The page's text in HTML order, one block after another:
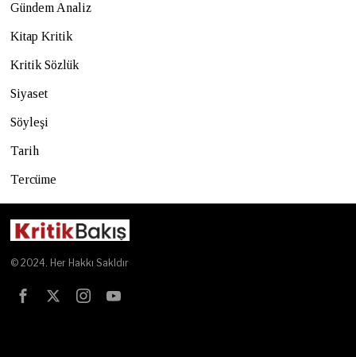
Gündem Analiz
Kitap Kritik
Kritik Sözlük
Siyaset
Söyleşi
Tarih
Tercüme
© 2024. Her Hakkı Sakldır